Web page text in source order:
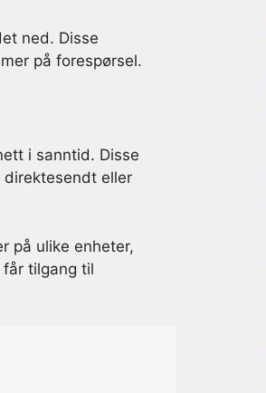
ned. Disse
på forespørsel.
i sanntid. Disse
direktesendt eller
på ulike enheter,
tilgang til